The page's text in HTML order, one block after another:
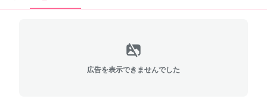
広告を表示できませんでした